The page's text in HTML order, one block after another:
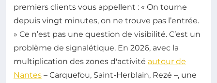
premiers clients vous appellent : « On tourne
depuis vingt minutes, on ne trouve pas l’entrée.
» Ce n’est pas une question de visibilité. C’est un
problème de signalétique. En 2026, avec la
multiplication des zones d'activité autour de
Nantes – Carquefou, Saint-Herblain, Rezé –, une